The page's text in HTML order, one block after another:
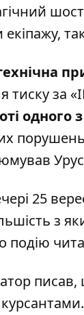
тиску за
одного
25
з
подію
писав,